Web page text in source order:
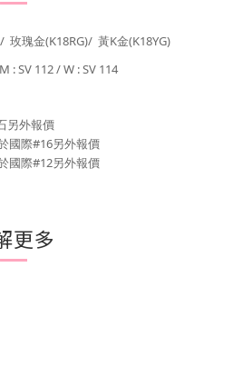
玫瑰金(K18RG)/ 黃K金(K18YG)
: SV 112 / W : SV 114
另外報價
國際#16另外報價
國際#12另外報價
更多